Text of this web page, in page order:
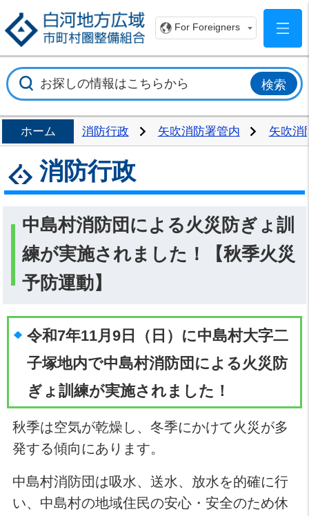
白
For Foreigners
ホーム 消防行政 矢吹消防署管内 矢吹消
消防行政
中島村消防団による火災防ぎょ訓
練が実施されました！【秋季火災
予防運動】
令和7年11月9日（日）に中島村大字二
子塚地内で中島村消防団による火災防
ぎょ訓練が実施されました！
秋季は空気が乾燥し、冬季にかけて火災が多
発する傾向にあります。
中島村消防団は吸水、送水、放水を的確に行
い、中島村の地域住民の安心・安全のため休